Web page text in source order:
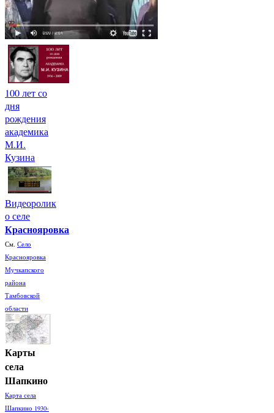
100 лет со
дня
рождения
академика
М.И.
Кузина
Видеоролик
о селе
Краснояровка
См. Село
Краснояровка
Мучкапского
района
Тамбовской
области
Карты
села
Шапкино
Карта села
Шапкино 1930-